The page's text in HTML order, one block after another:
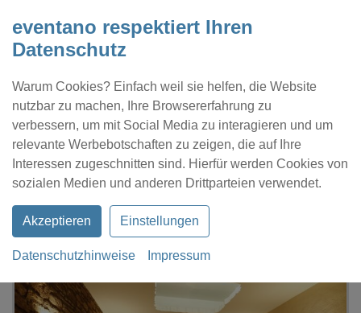
eventano respektiert Ihren
Datenschutz
Warum Cookies? Einfach weil sie helfen, die Website
nutzbar zu machen, Ihre Browsererfahrung zu
verbessern, um mit Social Media zu interagieren und um
relevante Werbebotschaften zu zeigen, die auf Ihre
Interessen zugeschnitten sind. Hierfür werden Cookies von
sozialen Medien und anderen Drittparteien verwendet.
Akzeptieren Einstellungen
Datenschutzhinweise Impressum
Kontakt Location eintragen Profil